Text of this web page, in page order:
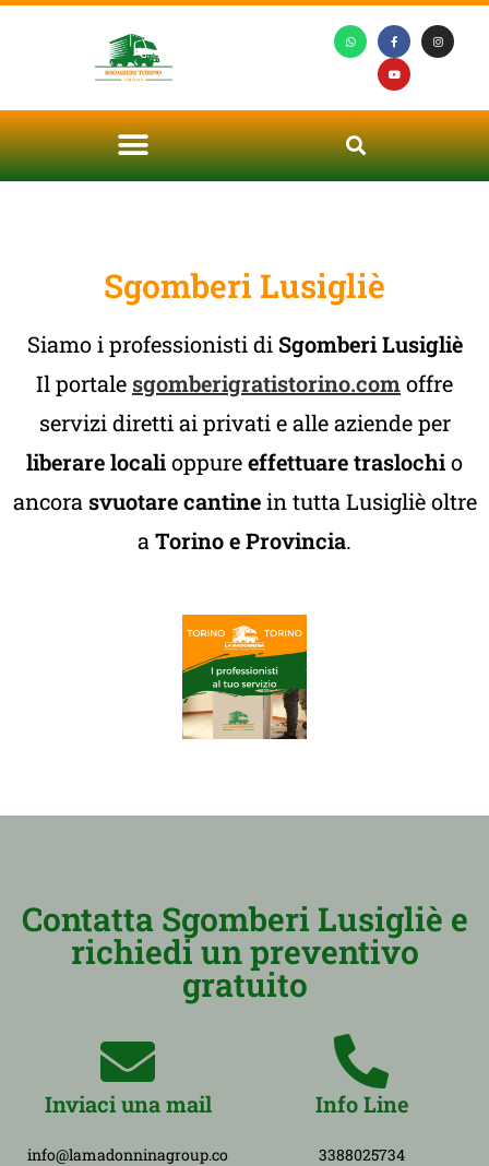
Sgomberi Lusigliè
Siamo i professionisti di Sgomberi Lusigliè
Il portale sgomberigratistorino.comoffre
servizi diretti ai privati e alle aziende per
liberare localioppureeffettuare traslochio
ancora svuotare cantinein tutta Lusigliè oltre
a Torino e Provincia.
Contatta Sgomberi Lusigliè e
richiedi un preventivo
gratuito
Inviaci una mail
info@lamadonninagroup.co
Info Line
3388025734